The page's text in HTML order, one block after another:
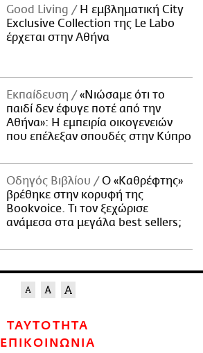
Good Living
Η εμβληματική City
Exclusive Collection της Le Labo
έρχεται στην Αθήνα
Εκπαίδευση
«Νιώσαμε ότι το
παιδί δεν έφυγε ποτέ από την
Αθήνα»: Η εμπειρία οικογενειών
που επέλεξαν σπουδές στην Κύπρο
Οδηγός Βιβλίου
Ο «Καθρέφτης»
βρέθηκε στην κορυφή της
Bookvoice. Τι τον ξεχώρισε
ανάμεσα στα μεγάλα best sellers;
ΤΑΥΤΟΤΗΤΑ
ΕΠΙΚΟΙΝΩΝΙΑ